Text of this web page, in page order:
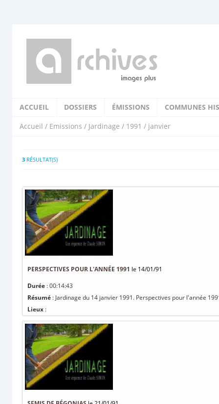
ACCUEIL DOSSIERS ÉMISSIONS COMMUNES
Accueil / Emissions / Jardinage / 1991 / janvier
3 RÉSULTAT(S)
PERSPECTIVES POUR L'ANNÉE 1991 le 14/01/91
Durée : 00:14:43
Résumé : Jardinage du 14 janvier 1991. Perspectives pour l'année
Lieux :